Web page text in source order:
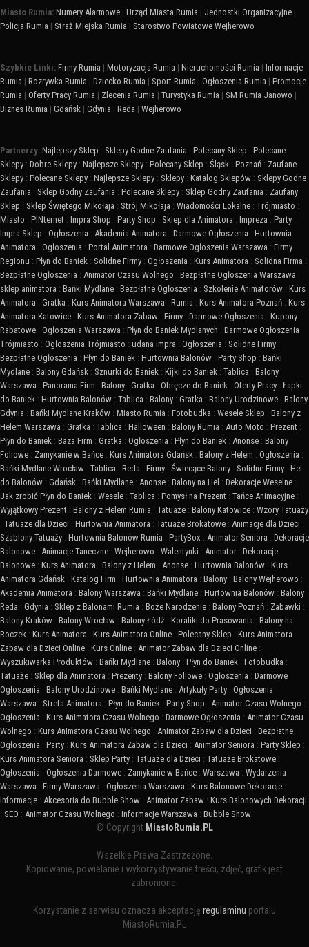
Miasto Rumia: Numery Alarmowe | Urząd Miasta Rumia | Jednostki Organizacyjne |
Policja Rumia | Straż Miejska Rumia | Starostwo Powiatowe Wejherowo
Szybkie Linki: Firmy Rumia | Motoryzacja Rumia | Nieruchomości Rumia | Informacje
Rumia | Rozrywka Rumia | Dziecko Rumia | Sport Rumia | Ogłoszenia Rumia | Promocje
Rumia | Oferty Pracy Rumia | Zlecenia Rumia | Turystyka Rumia | SM Rumia Janowo |
Biznes Rumia | Gdańsk | Gdynia | Reda | Wejherowo
Partnerzy: Najlepszy Sklep : Sklepy Godne Zaufania : Polecany Sklep : Polecane
Sklepy : Dobre Sklepy : Najlepsze Sklepy : Polecany Sklep : Śląsk : Poznań : Zaufane
Sklepy : Polecane Sklepy : Najlepsze Sklepy : Sklepy : Katalog Sklepów : Sklepy Godne
Zaufania : Sklep Godny Zaufania : Polecane Sklepy : Sklep Godny Zaufania : Zaufany
Sklep : Sklep Świętego Mikołaja : Strój Mikołaja : Wiadomości Lokalne : Trójmiasto :
Miasto : PINternet : Impra Shop : Party Shop : Sklep dla Animatora : Impreza : Party :
Impra Sklep : Ogłoszenia : Akademia Animatora : Darmowe Ogłoszenia : Hurtownia
Animatora : Ogłoszenia : Portal Animatora : Darmowe Ogłoszenia Warszawa : Firmy
Regionu : Płyn do Baniek : Solidne Firmy : Ogłoszenia : Kurs Animatora : Solidna Firma :
Bezpłatne Ogłoszenia : Animator Czasu Wolnego : Bezpłatne Ogłoszenia Warszawa :
sklep animatora : Bańki Mydlane : Bezpłatne Ogłoszenia : Szkolenie Animatorów : Kurs
Animatora : Gratka : Kurs Animatora Warszawa : Rumia : Kurs Animatora Poznań : Kurs
Animatora Katowice : Kurs Animatora Zabaw : Firmy : Darmowe Ogłoszenia : Kupony
Rabatowe : Ogłoszenia Warszawa : Płyn do Baniek Mydlanych : Darmowe Ogłoszenia
Trójmiasto : Ogłoszenia Trójmiasto : udana impra : Ogłoszenia : Solidne Firmy :
Bezpłatne Ogłoszenia : Płyn do Baniek : Hurtownia Balonów : Party Shop : Bańki
Mydlane : Balony Gdańsk : Sznurki do Baniek : Kijki do Baniek : Tablica : Balony
Warszawa : Panorama Firm : Balony : Gratka : Obręcze do Baniek : Oferty Pracy : Łapki
do Baniek : Hurtownia Balonów : Tablica : Balony : Gratka : Balony Urodzinowe : Balony
Gdynia : Bańki Mydlane Kraków : Miasto Rumia : Fotobudka : Wesele Sklep : Balony z
Helem Warszawa : Gratka : Tablica : Halloween : Balony Rumia : Auto Moto : Prezent :
Płyn do Baniek : Baza Firm : Gratka : Ogłoszenia : Płyn do Baniek : Anonse : Balony
Foliowe : Zamykanie w Bańce : Kurs Animatora Gdańsk : Balony z Helem : Ogłoszenia :
Bańki Mydlane Wrocław : Tablica : Reda : Firmy : Świecące Balony : Solidne Firmy : Hel
do Balonów : Gdańsk : Bańki Mydlane : Anonse : Balony na Hel : Dekoracje Weselne :
Jak zrobić Płyn do Baniek : Wesele : Tablica : Pomysł na Prezent : Tańce Animacyjne :
Wyjątkowy Prezent : Balony z Helem Rumia : Tatuaże : Balony Katowice : Wzory Tatuaży
: Tatuaże dla Dzieci : Hurtownia Animatora : Tatuaże Brokatowe : Animacje dla Dzieci :
Szablony Tatuaży : Hurtownia Balonów Rumia : PartyBox : Animator Seniora : Dekoracje
Balonowe : Animacje Taneczne : Wejherowo : Walentynki : Animator : Dekoracje
Balonowe : Kurs Animatora : Balony z Helem : Anonse : Hurtownia Balonów : Kurs
Animatora Gdańsk : Katalog Firm : Hurtownia Animatora : Balony : Balony Wejherowo :
Akademia Animatora : Balony Warszawa : Bańki Mydlane : Hurtownia Balonów : Balony
Reda : Gdynia : Sklep z Balonami Rumia : Boże Narodzenie : Balony Poznań : Zabawki :
Balony Kraków : Balony Wrocław : Balony Łódź : Koraliki do Prasowania : Balony na
Roczek : Kurs Animatora : Kurs Animatora Online : Polecany Sklep : Kurs Animatora
Zabaw dla Dzieci Online : Kurs Online : Animator Zabaw dla Dzieci Online :
Wyszukiwarka Produktów : Bańki Mydlane : Balony : Płyn do Baniek : Fotobudka :
Tatuaże : Sklep dla Animatora : Prezenty : Balony Foliowe : Ogłoszenia : Darmowe
Ogłoszenia : Balony Urodzinowe : Bańki Mydlane : Artykuły Party : Ogłoszenia
Warszawa : Strefa Animatora : Płyn do Baniek : Party Shop : Animator Czasu Wolnego :
Ogłoszenia : Kurs Animatora Czasu Wolnego : Darmowe Ogłoszenia : Animator Czasu
Wolnego : Kurs Animatora Czasu Wolnego : Animator Zabaw dla Dzieci : Bezpłatne
Ogłoszenia : Party : Kurs Animatora Zabaw dla Dzieci : Animator Seniora : Party Sklep :
Kurs Animatora Seniora : Sklep Party : Tatuaże dla Dzieci : Tatuaże Brokatowe :
Ogłoszenia : Ogłoszenia Darmowe : Zamykanie w Bańce : Warszawa : Wydarzenia
Warszawa : Firmy Warszawa : Ogłoszenia Warszawa : Kurs Balonowe Dekoracje :
Informacje : Akcesoria do Bubble Show : Animator Zabaw : Kurs Balonowych Dekoracji
: SEO : Animator Czasu Wolnego : Informacje Warszawa : Bubble Show
© Copyright MiastoRumia.PL
Wszelkie Prawa Zastrzeżone.
Kopiowanie, powielanie i wykorzystywanie treści, zdjęć, grafik jest
zabronione.
Korzystanie z serwisu oznacza akceptację regulaminu portalu
MiastoRumia.PL